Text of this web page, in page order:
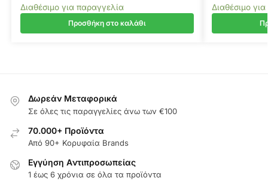
Διαθέσιμο για παραγγελία
Προσθήκη στο καλάθι
Διαθέσιμο
Δωρεάν Μεταφορικά
Σε όλες τις παραγγελίες άνω των €100
70.000+ Προϊόντα
Από 90+ Κορυφαία Brands
Εγγύηση Aντιπροσωπείας
1 έως 6 χρόνια σε όλα τα προϊόντα